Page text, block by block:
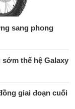
sang phong
sớm thế hệ Galaxy
giai đoạn cuối